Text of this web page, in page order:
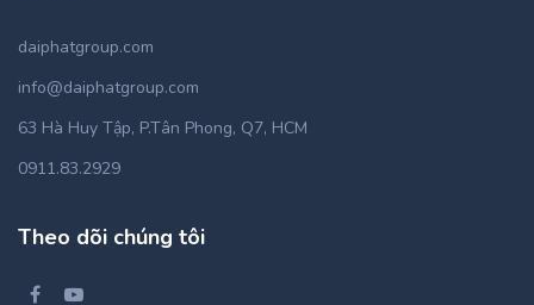
daiphatgroup.com
info@daiphatgroup.com
63 Hà Huy Tập, P.Tân Phong, Q7, HCM
0911.83.2929
Theo dõi chúng tôi